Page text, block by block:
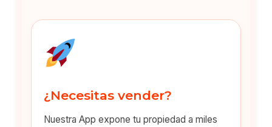
¿Necesitas vender?
Nuestra App expone tu propiedad a miles